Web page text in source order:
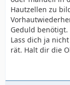
Hautzellen zu
Geduld benötigt.
Lass dich ja
rät. Halt dir die